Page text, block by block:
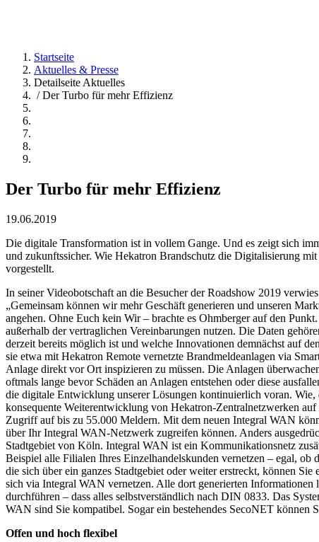
Startseite
Aktuelles & Presse
Detailseite Aktuelles
/ Der Turbo für mehr Effizienz
Der Turbo für mehr Effizienz
19.06.2019
Die digitale Transformation ist in vollem Gange. Und es zeigt sich
und zukunftssicher. Wie Hekatron Brandschutz die Digitalisierung
vorgestellt.
In seiner Videobotschaft an die Besucher der Roadshow 2019
„Gemeinsam können wir mehr Geschäft generieren und unseren
angehen. Ohne Euch kein Wir – brachte es Ohmberger auf den
außerhalb der vertraglichen Vereinbarungen nutzen. Die Daten
derzeit bereits möglich ist und welche Innovationen demnächst auf
sie etwa mit Hekatron Remote vernetzte Brandmeldeanlagen via
Anlage direkt vor Ort inspizieren zu müssen. Die Anlagen
oftmals lange bevor Schäden an Anlagen entstehen oder diese
die digitale Entwicklung unserer Lösungen kontinuierlich voran.
konsequente Weiterentwicklung von Hekatron-Zentralnetzwerken
Zugriff auf bis zu 55.000 Meldern. Mit dem neuen Integral WAN
über Ihr Integral WAN-Netzwerk zugreifen können. Anders
Stadtgebiet von Köln. Integral WAN ist ein Kommunikationsnetz
Beispiel alle Filialen Ihres Einzelhandelskunden vernetzen – egal,
die sich über ein ganzes Stadtgebiet oder weiter erstreckt, können
sich via Integral WAN vernetzen. Alle dort generierten
durchführen – dass alles selbstverständlich nach DIN 0833. Das
WAN sind Sie kompatibel. Sogar ein bestehendes SecoNET können
Offen und hoch flexibel